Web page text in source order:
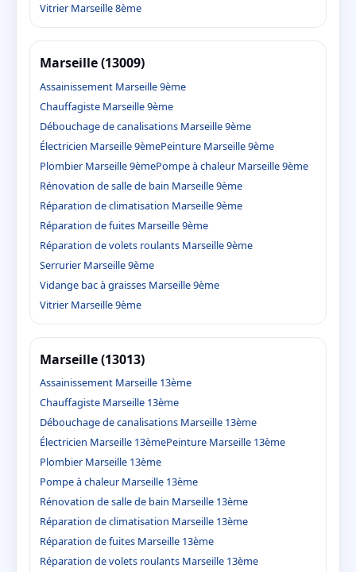
Vitrier Marseille 8ème
Marseille (13009)
Assainissement Marseille 9ème
Chauffagiste Marseille 9ème
Débouchage de canalisations Marseille 9ème
Électricien Marseille 9èmePeinture Marseille 9ème
Plombier Marseille 9èmePompe à chaleur Marseille 9ème
Rénovation de salle de bain Marseille 9ème
Réparation de climatisation Marseille 9ème
Réparation de fuites Marseille 9ème
Réparation de volets roulants Marseille 9ème
Serrurier Marseille 9ème
Vidange bac à graisses Marseille 9ème
Vitrier Marseille 9ème
Marseille (13013)
Assainissement Marseille 13ème
Chauffagiste Marseille 13ème
Débouchage de canalisations Marseille 13ème
Électricien Marseille 13èmePeinture Marseille 13ème
Plombier Marseille 13ème
Pompe à chaleur Marseille 13ème
Rénovation de salle de bain Marseille 13ème
Réparation de climatisation Marseille 13ème
Réparation de fuites Marseille 13ème
Réparation de volets roulants Marseille 13ème